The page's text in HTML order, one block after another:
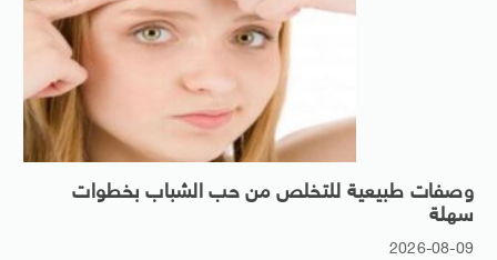
وصفات طبيعية للتخلص من حب الشباب بخطوات
سهلة
2026-08-09